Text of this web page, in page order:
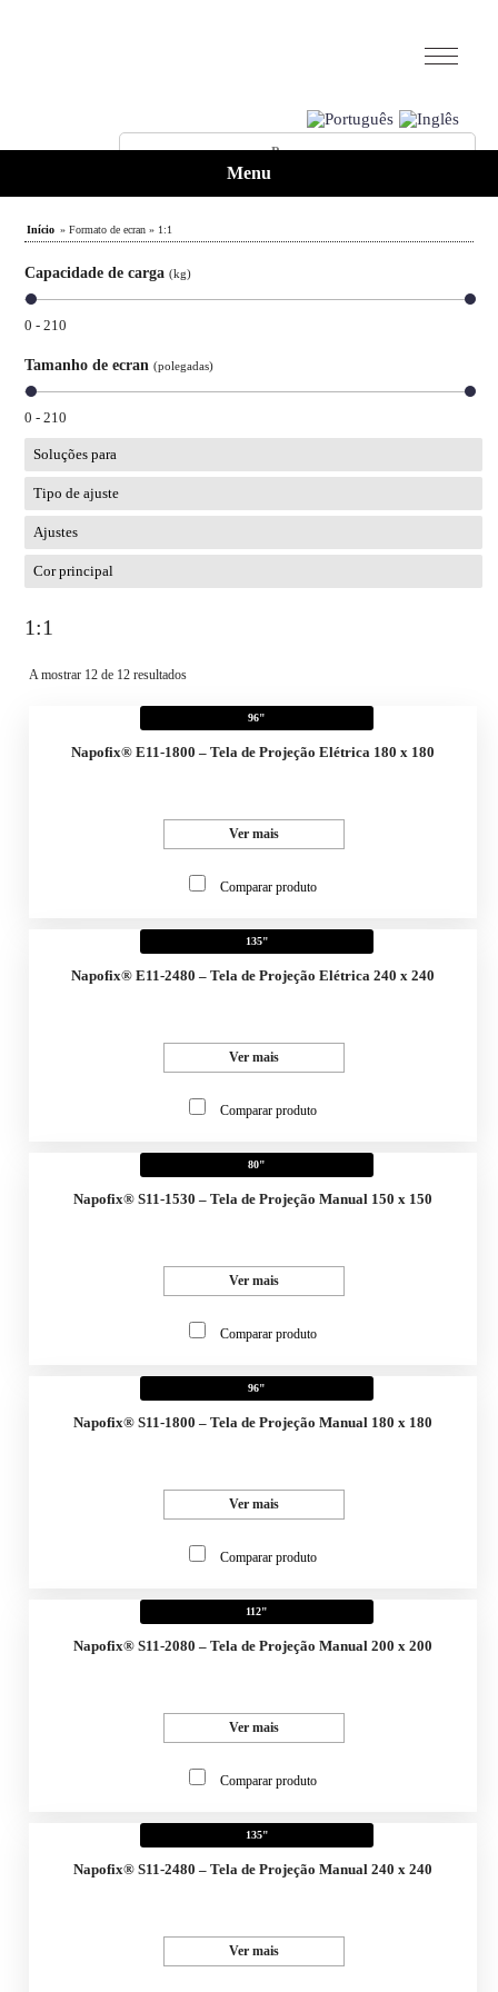
Menu
Início » Formato de ecran » 1:1
Capacidade de carga(kg)
0 - 210
Tamanho de ecran(polegadas)
0 - 210
Soluções para
Tipo de ajuste
Ajustes
Cor principal
1:1
A mostrar 12 de 12 resultados
96"
Napofix® E11-1800 – Tela de Projeção Elétrica 180 x 180
Ver mais
Comparar produto
135"
Napofix® E11-2480 – Tela de Projeção Elétrica 240 x 240
Ver mais
Comparar produto
80"
Napofix® S11-1530 – Tela de Projeção Manual 150 x 150
Ver mais
Comparar produto
96"
Napofix® S11-1800 – Tela de Projeção Manual 180 x 180
Ver mais
Comparar produto
112"
Napofix® S11-2080 – Tela de Projeção Manual 200 x 200
Ver mais
Comparar produto
135"
Napofix® S11-2480 – Tela de Projeção Manual 240 x 240
Ver mais